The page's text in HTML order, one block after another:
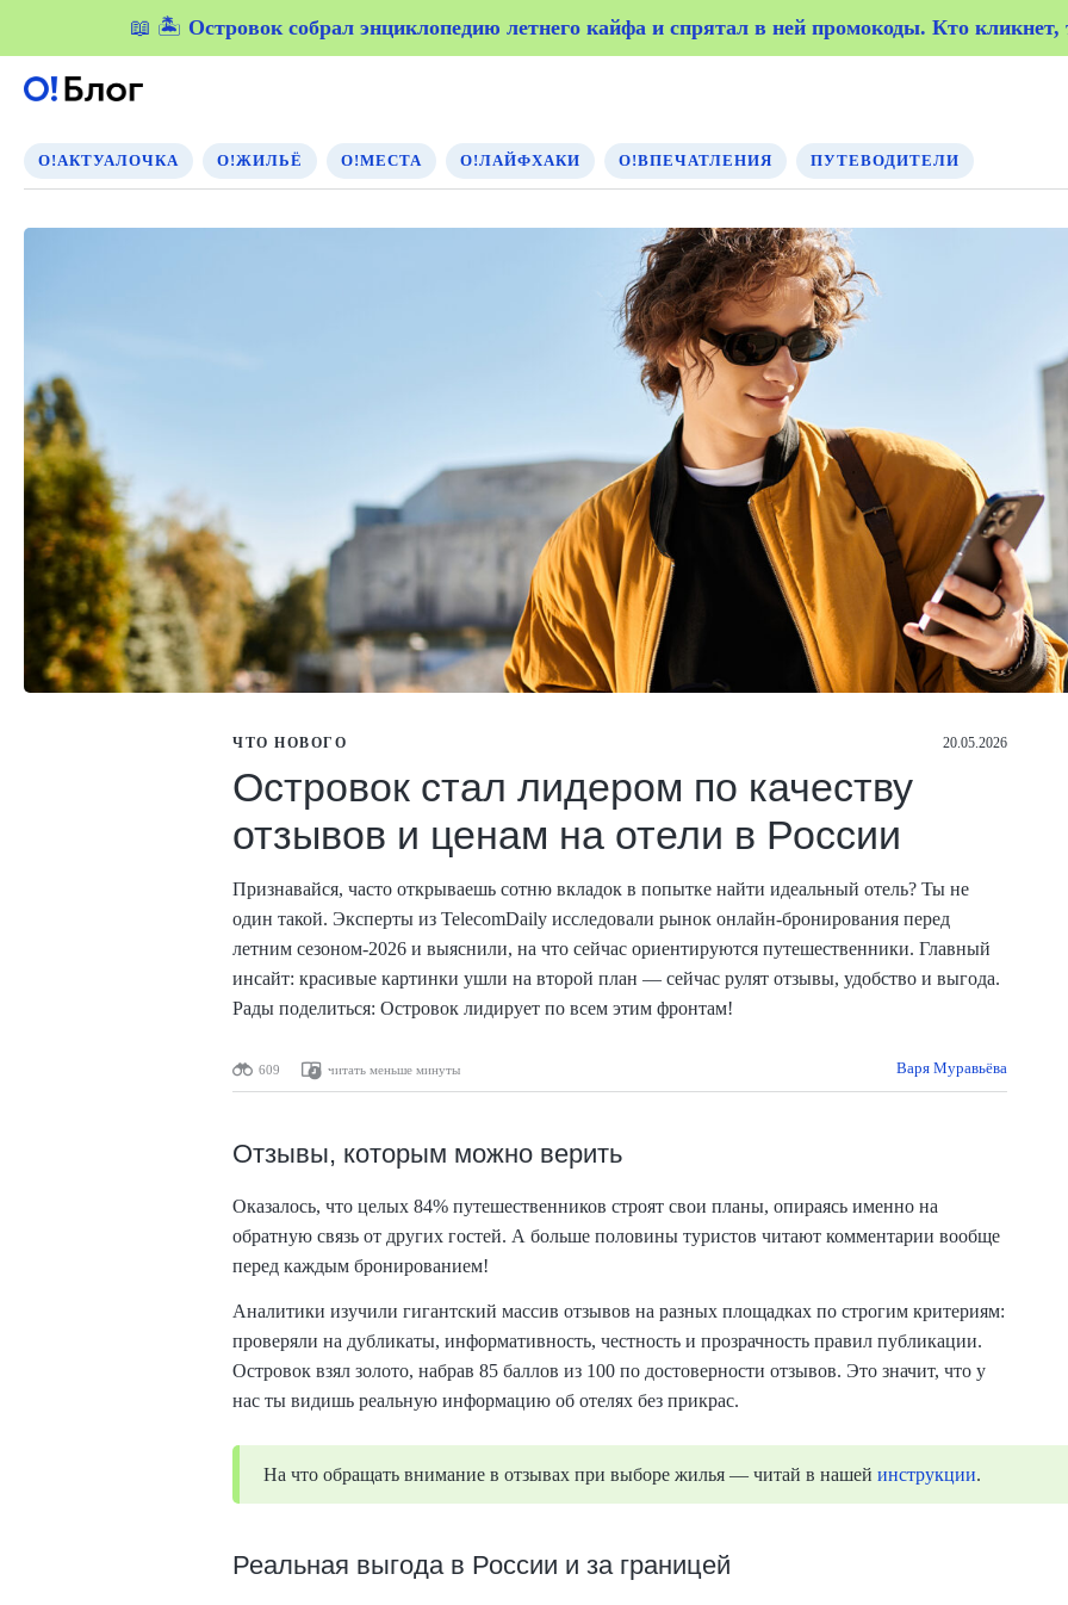
📖 🏝️ Островок собрал энциклопедию летнего кайфа и спрятал в ней промокоды. Кто кликнет,
О!АКТУАЛОЧКА О!ЖИЛЬЁ О!МЕСТА О!ЛАЙФХАКИ О!ВПЕЧАТЛЕНИЯ ПУТЕВОДИТЕЛИ
Островок собрал энциклопедию летнего кайфа и спрятал в ней промокоды. Кто кликнет,
ЧТО НОВОГО 20.05.2026
Островок стал лидером по качеству
отзывов и ценам на отели в России
Признавайся, часто открываешь сотню вкладок в попытке найти идеальный отель? Ты не
один такой. Эксперты из TelecomDaily исследовали рынок онлайн-бронирования перед
летним сезоном-2026 и выяснили, на что сейчас ориентируются путешественники. Главный
инсайт: красивые картинки ушли на второй план — сейчас рулят отзывы, удобство и выгода.
Рады поделиться: Островок лидирует по всем этим фронтам!
Варя Муравьёва
609 читать меньше минуты
Отзывы, которым можно верить
Оказалось, что целых 84% путешественников строят свои планы, опираясь именно на
обратную связь от других гостей. А больше половины туристов читают комментарии вообще
перед каждым бронированием!
Аналитики изучили гигантский массив отзывов на разных площадках по строгим критериям:
проверяли на дубликаты, информативность, честность и прозрачность правил публикации.
Островок взял золото, набрав 85 баллов из 100 по достоверности отзывов. Это значит, что у
нас ты видишь реальную информацию об отелях без прикрас.
На что обращать внимание в отзывах при выборе жилья — читай в нашейинструкции.
Реальная выгода в России и за границей